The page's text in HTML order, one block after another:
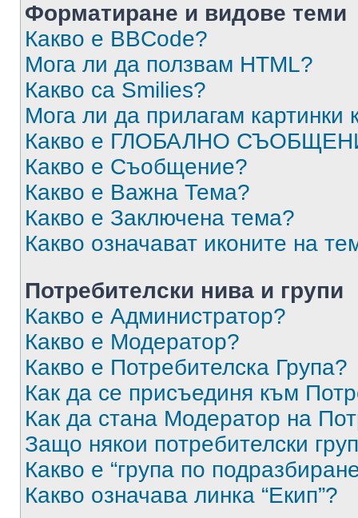
Форматиране и видове теми
Какво е BBCode?
Мога ли да ползвам HTML?
Какво са Smilies?
Мога ли да прилагам
Какво е ГЛОБАЛНО
Какво е Съобщение?
Какво е Важна Тема?
Какво е Заключена тема?
Какво означават иконите на
Потребителски нива и групи
Какво е Администратор?
Какво е Модератор?
Какво е Потребителска Група?
Как да се присъединя към
Как да стана Модератор на
Защо някои потребителски
Какво е “група по
Какво означава линка “Екип”?